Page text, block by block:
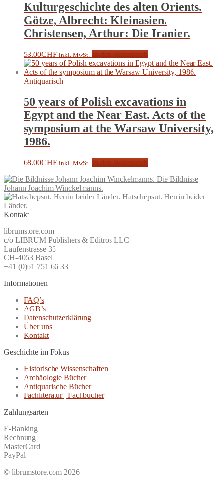
Kulturgeschichte des alten Orients.
Götze, Albrecht: Kleinasien.
Christensen, Arthur: Die Iranier.
53.00CHF inkl. MwSt.
Antiquarisch
50 years of Polish excavations in
Egypt and the Near East. Acts of the
symposium at the Warsaw University,
1986.
68.00CHF inkl. MwSt.
Die Bildnisse
Johann Joachim Winckelmanns.
Hatschepsut. Herrin beider
Länder.
Kontakt
librumstore.com
c/o LIBRUM Publishers & Editros LLC
Laufenstrasse 33
CH-4053 Basel
+41 (0)61 751 66 33
Informationen
FAQ’s
AGB’s
Datenschutzerklärung
Über uns
Kontakt
Geschichte im Fokus
Historische Wissenschaften
Archäologie Bücher
Antiquarische Bücher
Fachliteratur | Fachbücher
Zahlungsarten
E-Banking
Rechnung
MasterCard
PayPal
© librumstore.com 2026